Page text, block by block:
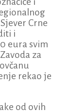
Crne
i
eura svim
za
rekao je
od ovih